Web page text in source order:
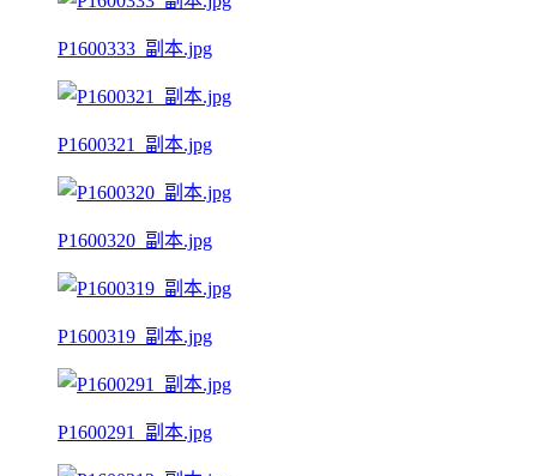
P1600333_副本.jpg
P1600321_副本.jpg
P1600320_副本.jpg
P1600319_副本.jpg
P1600291_副本.jpg